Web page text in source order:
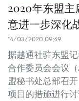
2020年东盟主
意进一步深化
14/03/2020 09:49
据越通社驻东盟
合作委员会会议（
盟秘书处总部召
项目的措施进行